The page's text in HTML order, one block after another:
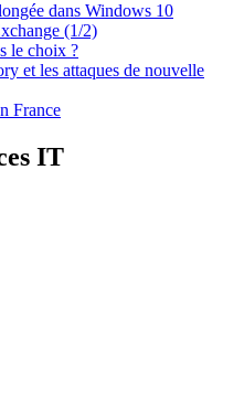
dans Windows 10
(1/2)
le choix ?
et les attaques de nouvelle
France
IT